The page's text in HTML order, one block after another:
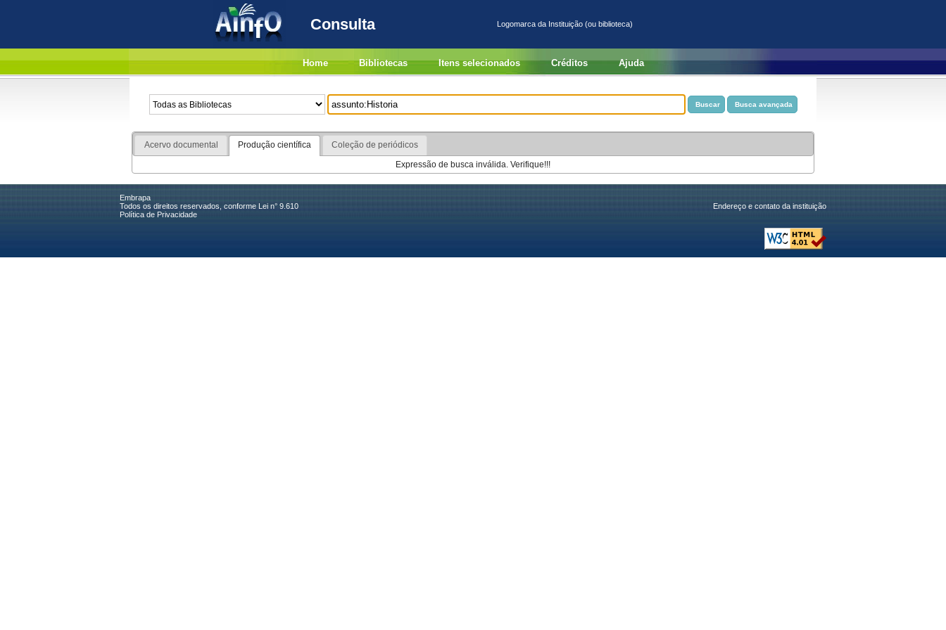
Consulta Logomarca da Instituição (ou biblioteca)
Home Bibliotecas Itens selecionados Créditos Ajuda
Acervo documental Produção científica
Coleção de periódicos
Expressão de busca inválida. Verifique!!!
Embrapa
Todos os direitos reservados, conforme Lei n° 9.610
Política de Privacidade
Endereço e contato da instituição